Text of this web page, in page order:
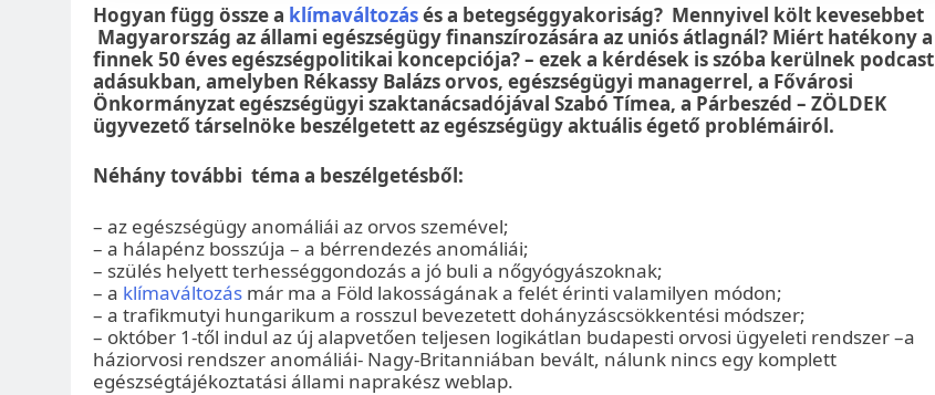
Hogyan függ össze a klímaváltozásés a betegséggyakoriság? Mennyivel költ kevesebbet
Magyarország az állami egészségügy finanszírozására az uniós átlagnál? Miért hatékony a
finnek 50 éves egészségpolitikai koncepciója? – ezek a kérdések is szóba kerülnek podcast
adásukban, amelyben Rékassy Balázs orvos, egészségügyi managerrel, a Fővárosi
Önkormányzat egészségügyi szaktanácsadójával Szabó Tímea, a Párbeszéd – ZÖLDEK
ügyvezető társelnöke beszélgetett az egészségügy aktuális égető problémáiról.
Néhány további téma a beszélgetésből:
– az egészségügy anomáliái az orvos szemével;
– a hálapénz bosszúja – a bérrendezés anomáliái;
– szülés helyett terhességgondozás a jó buli a nőgyógyászoknak;
– a klímaváltozás már ma a Föld lakosságának a felét érinti valamilyen módon;
– a trafikmutyi hungarikum a rosszul bevezetett dohányzáscsökkentési módszer;
– október 1-től indul az új alapvetően teljesen logikátlan budapesti orvosi ügyeleti rendszer –a
háziorvosi rendszer anomáliái- Nagy-Britanniában bevált, nálunk nincs egy komplett
egészségtájékoztatási állami naprakész weblap.